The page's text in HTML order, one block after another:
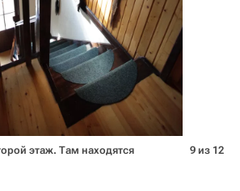
этаж. Там находятся
9 из 12